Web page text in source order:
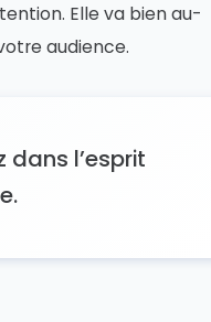
Elle va bien au-
audience.
dans l’esprit